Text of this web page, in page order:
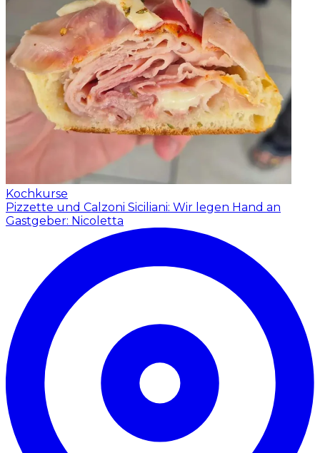
Kochkurse
Pizzette und Calzoni Siciliani: Wir legen Hand an
Gastgeber: Nicoletta